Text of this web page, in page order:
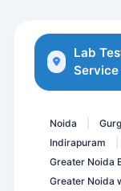
PRL -Serum
C1 Inhibitor (
Lab
Noida
Indirapuram
Greater Noida
Greater Noida